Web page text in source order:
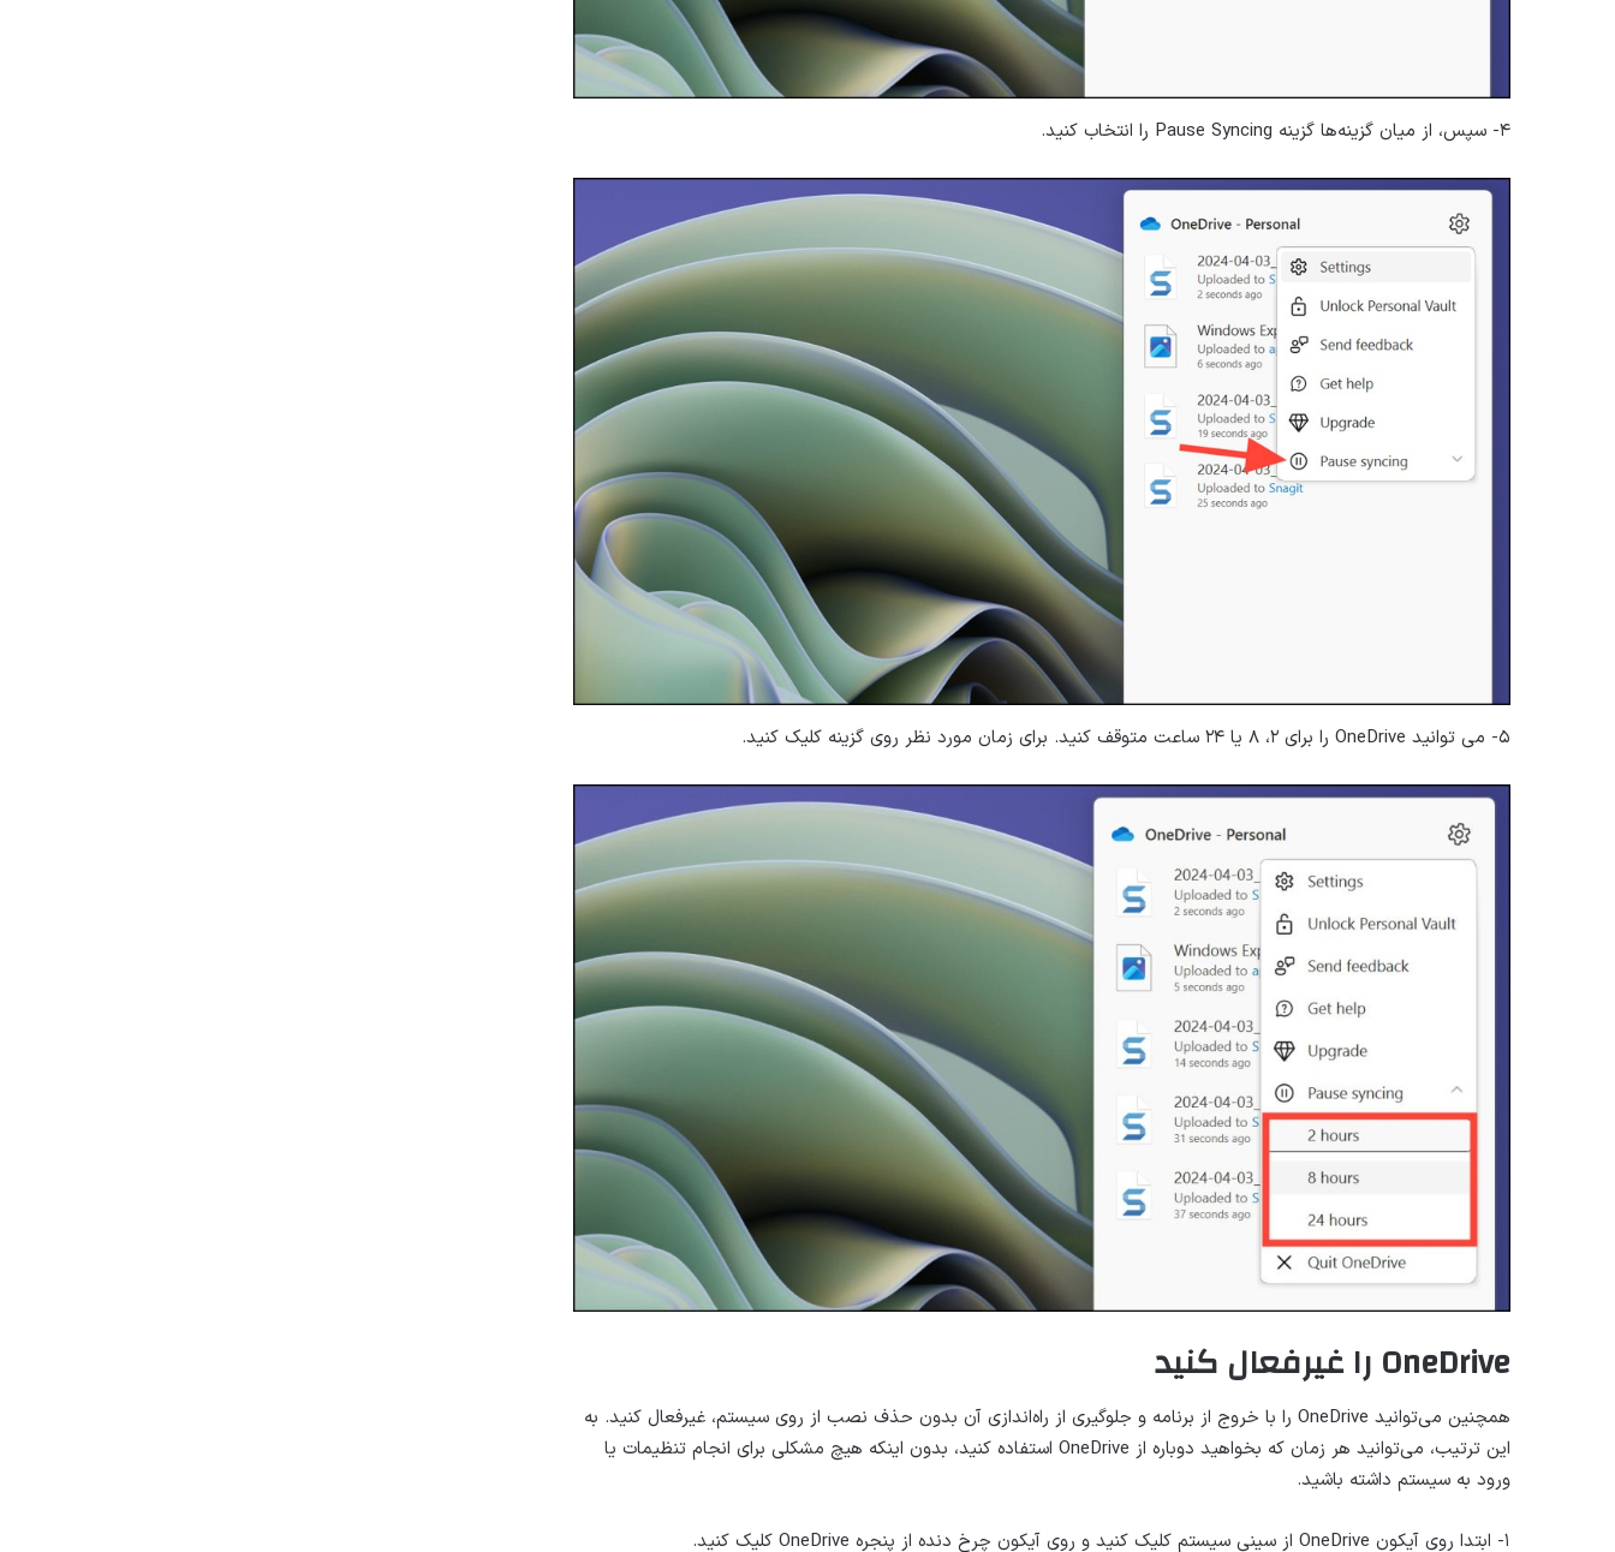
۴- سپس، از میان گزینه‌ها گزینه Pause Syncing را انتخاب کنید.
۵- می توانید OneDrive را برای ۲، ۸ یا ۲۴ ساعت متوقف کنید. برای زمان مورد نظر روی گزینه کلیک کنید.
OneDrive را غیرفعال کنید
همچنین می‌توانید OneDrive را با خروج از برنامه و جلوگیری از راه‌اندازی آن بدون حذف نصب از روی سیستم، غیرفعال کنید. به
این ترتیب، می‌توانید هر زمان که بخواهید دوباره از OneDrive استفاده کنید، بدون اینکه هیچ مشکلی برای انجام تنظیمات یا
ورود به سیستم داشته باشید.
۱- ابتدا روی آیکون OneDrive از سینی سیستم کلیک کنید و روی آیکون چرخ دنده از پنجره OneDrive کلیک کنید.